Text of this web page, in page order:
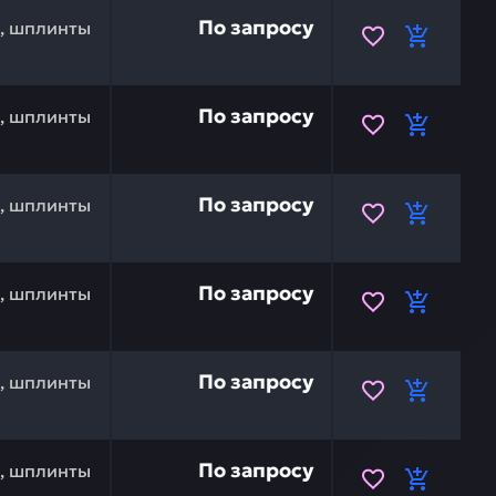
шплинты
— это инвестиция в бесперебойную работу
По запросу
шплинты
— это инвестиция в бесперебойную работу
По запросу
шплинты
— это инвестиция в бесперебойную работу
По запросу
шплинты
— это инвестиция в бесперебойную работу
По запросу
шплинты
шестигранником (головка под торцевой ключ)
По запросу
шплинты
шестигранником (головка под торцевой ключ)
По запросу